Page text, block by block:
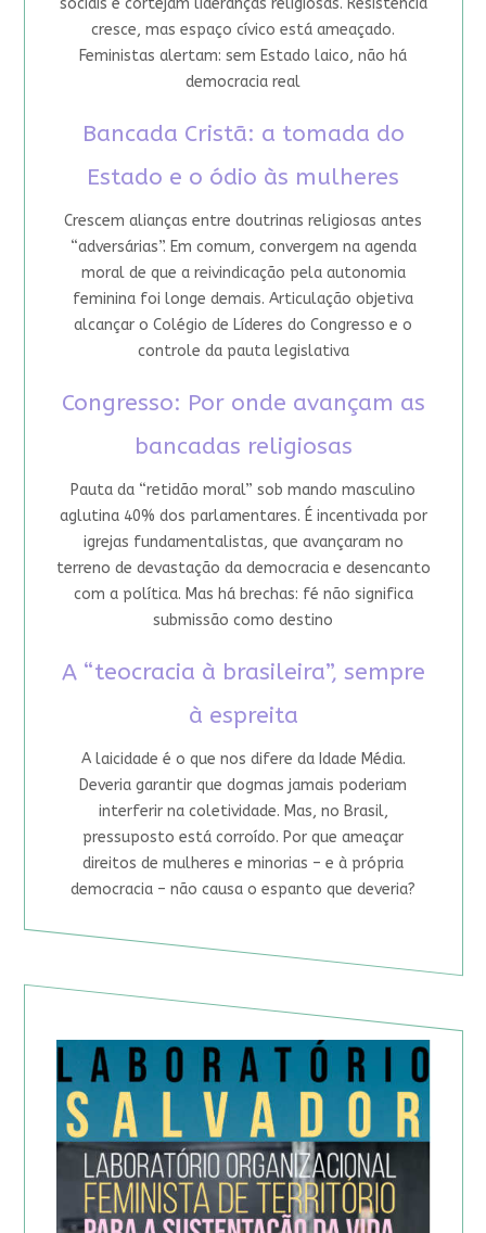
sociais e cortejam lideranças religiosas. Resistência
cresce, mas espaço cívico está ameaçado.
Feministas alertam: sem Estado laico, não há
democracia real
Bancada Cristã: a tomada do
Estado e o ódio às mulheres
Crescem alianças entre doutrinas religiosas antes
“adversárias”. Em comum, convergem na agenda
moral de que a reivindicação pela autonomia
feminina foi longe demais. Articulação objetiva
alcançar o Colégio de Líderes do Congresso e o
controle da pauta legislativa
Congresso: Por onde avançam as
bancadas religiosas
Pauta da “retidão moral” sob mando masculino
aglutina 40% dos parlamentares. É incentivada por
igrejas fundamentalistas, que avançaram no
terreno de devastação da democracia e desencanto
com a política. Mas há brechas: fé não significa
submissão como destino
A “teocracia à brasileira”, sempre
à espreita
A laicidade é o que nos difere da Idade Média.
Deveria garantir que dogmas jamais poderiam
interferir na coletividade. Mas, no Brasil,
pressuposto está corroído. Por que ameaçar
direitos de mulheres e minorias – e à própria
democracia – não causa o espanto que deveria?